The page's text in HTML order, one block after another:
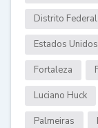
Distrito Federal
Estados Unidos
Fortaleza
Luciano Huck
Palmeiras